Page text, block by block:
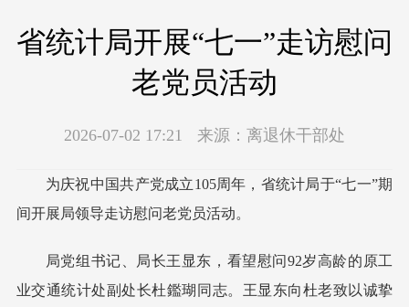
省统计局开展“七一”走访慰问
老党员活动
2026-07-02 17:21 来源：离退休干部处
为庆祝中国共产党成立105周年，省统计局于“七一”期
间开展局领导走访慰问老党员活动。
局党组书记、局长王显东，看望慰问92岁高龄的原工
业交通统计处副处长杜鑑瑚同志。王显东向杜老致以诚挚